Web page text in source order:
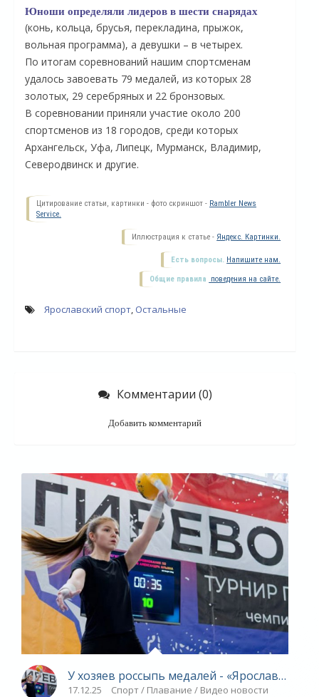
Юноши определяли лидеров в шести снарядах
(конь, кольца, брусья, перекладина, прыжок,
вольная программа), а девушки – в четырех.
По итогам соревнований нашим спортсменам
удалось завоевать 79 медалей, из которых 28
золотых, 29 серебряных и 22 бронзовых.
В соревновании приняли участие около 200
спортсменов из 18 городов, среди которых
Архангельск, Уфа, Липецк, Мурманск, Владимир,
Северодвинск и другие.
Цитирование статьи, картинки - фото скриншот - Rambler News
Service.
Иллюстрация к статье - Яндекс. Картинки.
Есть вопросы. Напишите нам.
Общие правила поведения на сайте.
Ярославский спорт, Остальные
Комментарии (0)
Добавить комментарий
У хозяев россыпь медалей - «Ярославский
17.12.25 Спорт / Плавание / Видео новости